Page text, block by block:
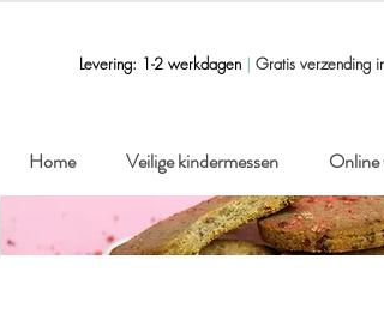
Levering: 1-2 werkdagen | Gratis verzending
Home Veilige kindermessen Online